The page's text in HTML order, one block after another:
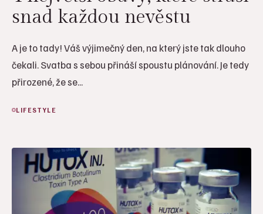
snad každou nevěstu
A je to tady! Váš výjimečný den, na který jste tak dlouho
čekali. Svatba s sebou přináší spoustu plánování. Je tedy
přirozené, že se...
LIFESTYLE